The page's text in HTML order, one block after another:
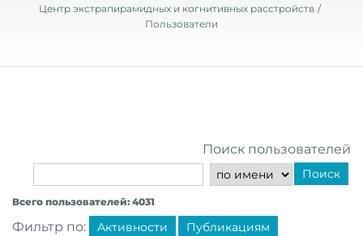
Центр экстрапирамидных и когнитивных расстройств
Пользователи
Поиск пользователей
Поиск
Всего пользователей: 4031
Фильтр по: Активности
Публикациям